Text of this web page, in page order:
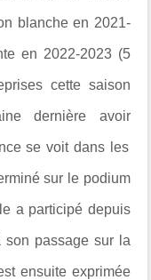
blanche en 2021-
en 2022-2023 (5
cette saison
dernière avoir
se voit dans les
sur le podium
a participé depuis
son passage sur la
ensuite exprimée